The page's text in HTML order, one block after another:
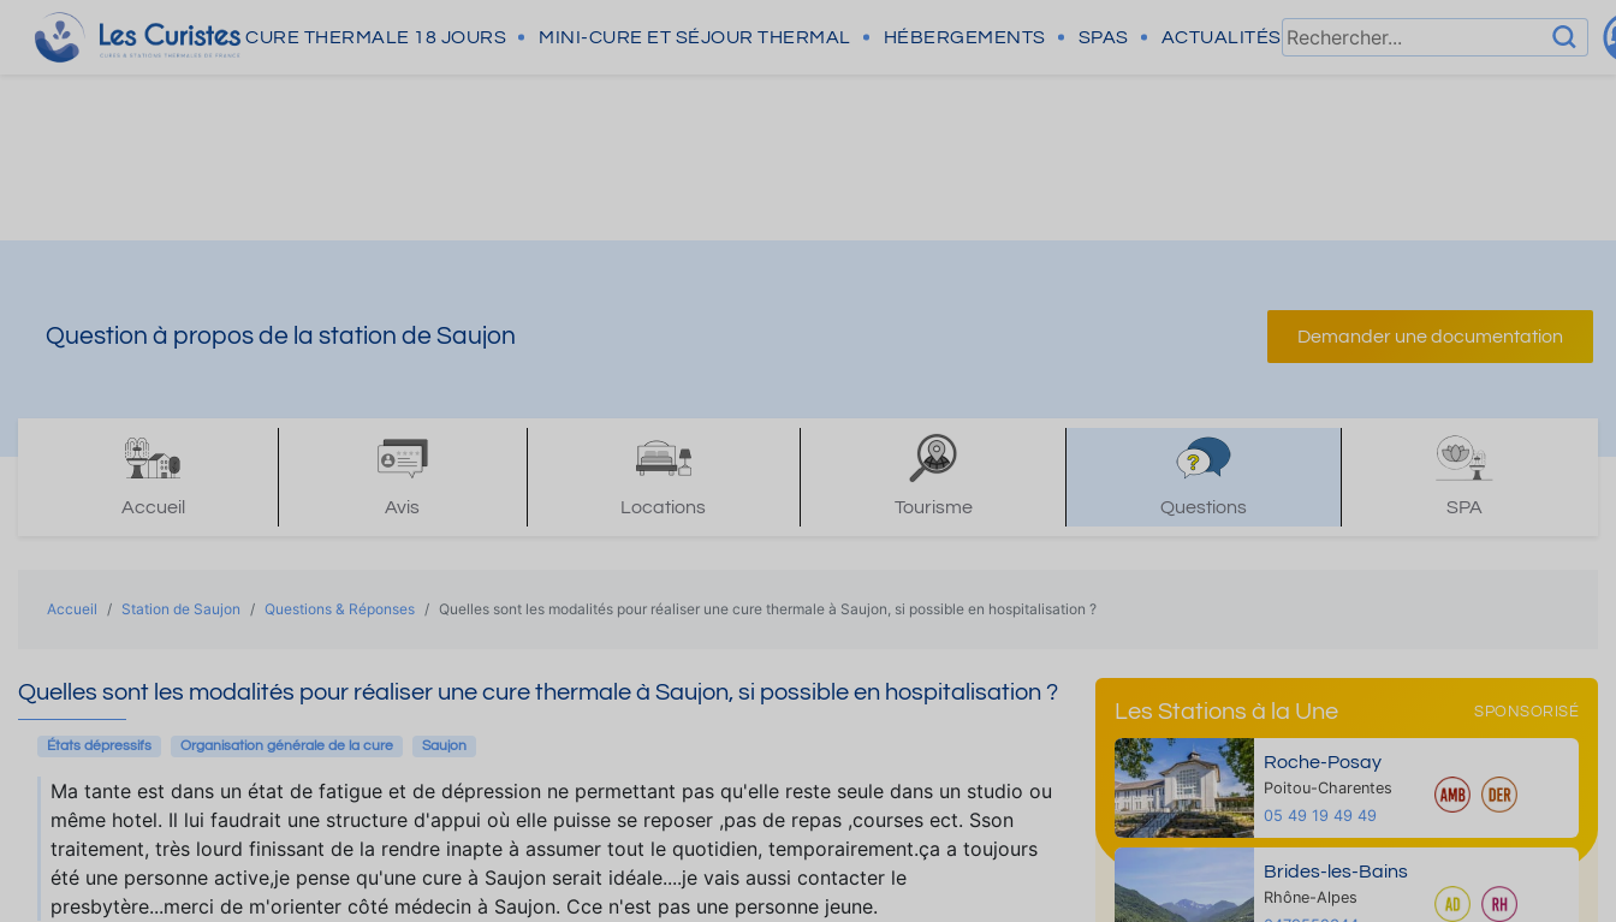
CURE THERMALE 18 JOURS MINI-CURE ET SÉJOUR THERMAL HÉBERGEMENTS SPAS ACTUALITÉS
Question à propos de la station de Saujon Demander une documentation
Accueil Avis Locations Tourisme Questions SPA
Accueil Station de Saujon Questions & Réponses Quelles sont les modalités pour réaliser une cure thermale à Saujon, si possible en hospitalisation ?
Quelles sont les modalités pour réaliser une cure thermale à Saujon, si possible en hospitalisation ?
États dépressifs Organisation générale de la cure Saujon
Ma tante est dans un état de fatigue et de dépression ne permettant pas qu'elle reste seule dans un studio ou
même hotel. Il lui faudrait une structure d'appui où elle puisse se reposer ,pas de repas ,courses ect. Sson
traitement, très lourd finissant de la rendre inapte à assumer tout le quotidien, temporairement.ça a toujours
été une personne active,je pense qu'une cure à Saujon serait idéale....je vais aussi contacter le
presbytère...merci de m'orienter côté médecin à Saujon. Cce n'est pas une personne jeune.
Les Stations à la Une SPONSORISÉ
Roche-Posay
Poitou-Charentes
05 49 19 49 49
Brides-les-Bains
Rhône-Alpes